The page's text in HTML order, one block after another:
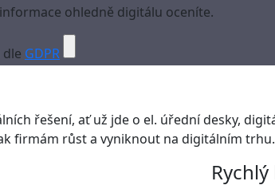
ohledně digitálu oceníte.
GDPR
řešení, ať už jde o el. úřední desky,
firmám růst a vyniknout na digitálním trhu.